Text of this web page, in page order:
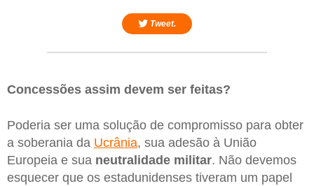
Tweet.
Concessões assim devem ser feitas?
Poderia ser uma solução de compromisso para obter
a soberania da Ucrânia, sua adesão à União
Europeia e sua neutralidade militar. Não devemos
esquecer que os estadunidenses tiveram um papel